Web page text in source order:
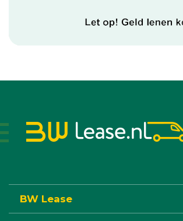
BW Lease